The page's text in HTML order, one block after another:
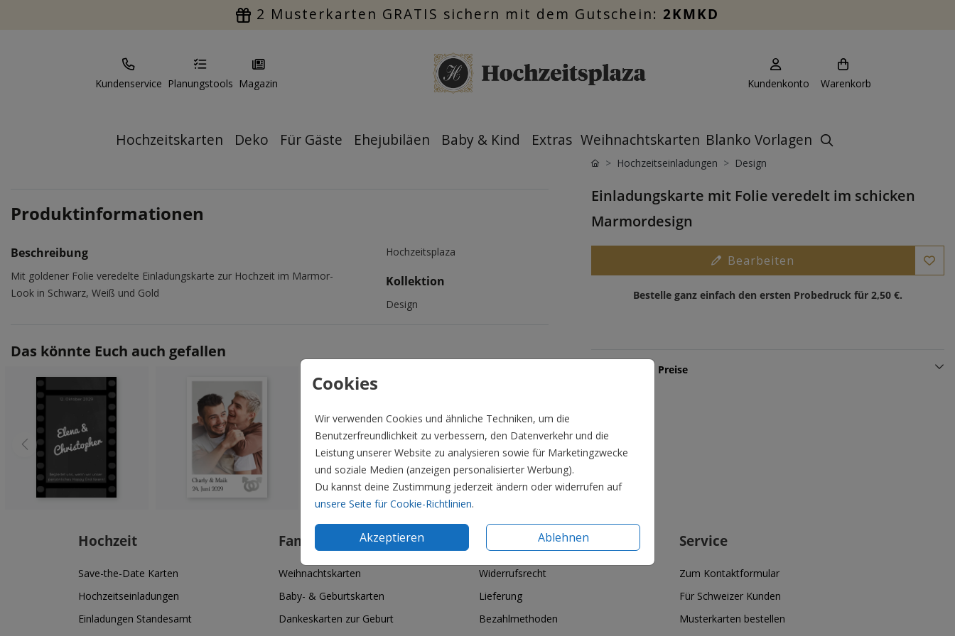
2 Musterkarten GRATIS sichern mit dem Gutschein: 2KMKD
Kundenservice Planungstools Magazin Kundenkonto Warenkorb
Hochzeitskarten Deko Für Gäste Ehejubiläen Baby & Kind Extras Weihnachtskarten Blanko Vorlagen
Cookies
Wir verwenden Cookies und ähnliche Techniken, um die
Benutzerfreundlichkeit zu verbessern, den Datenverkehr und die
Leistung unserer Website zu analysieren sowie für Marketingzwecke
und soziale Medien (anzeigen personalisierter Werbung).
Du kannst deine Zustimmung jederzeit ändern oder widerrufen auf
unsere Seite für Cookie-Richtlinien.
Akzeptieren Ablehnen
Produktinformationen
Beschreibung
Mit goldener Folie veredelte Einladungskarte zur Hochzeit im Marmor-
Look in Schwarz, Weiß und Gold
Hochzeitsplaza
Kollektion
Design
Das könnte Euch auch gefallen
Hochzeitseinladungen Design
Einladungskarte mit Folie veredelt im schicken
Marmordesign
Bearbeiten
Bestelle ganz einfach den ersten Probedruck für 2,50 €.
Formate und Preise
Hochzeit
Save-the-Date Karten
Hochzeitseinladungen
Einladungen Standesamt
Familie & Feiertage
Weihnachtskarten
Baby- & Geburtskarten
Dankeskarten zur Geburt
Informationen
Widerrufsrecht
Lieferung
Bezahlmethoden
Service
Zum Kontaktformular
Für Schweizer Kunden
Musterkarten bestellen